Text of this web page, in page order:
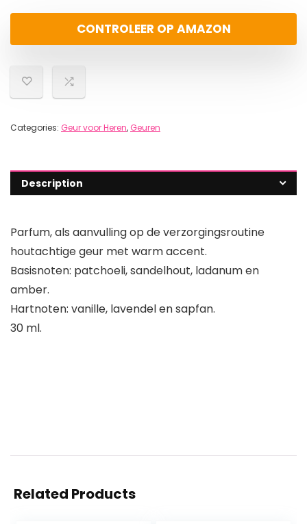
CONTROLEER OP AMAZON
Categories: Geur voor Heren, Geuren
Description
Parfum, als aanvulling op de verzorgingsroutine
houtachtige geur met warm accent.
Basisnoten: patchoeli, sandelhout, ladanum en
amber.
Hartnoten: vanille, lavendel en sapfan.
30 ml.
Related Products